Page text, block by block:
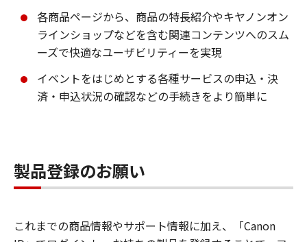
各商品ページから、商品の特長紹介やキヤノンオン
ラインショップなどを含む関連コンテンツへのスム
ーズで快適なユーザビリティーを実現
イベントをはじめとする各種サービスの申込・決
済・申込状況の確認などの手続きをより簡単に
製品登録のお願い
これまでの商品情報やサポート情報に加え、「Canon